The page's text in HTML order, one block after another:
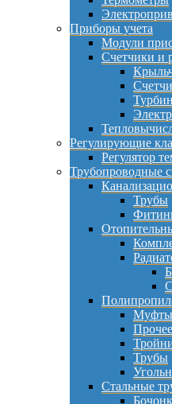
Приборы учета
Модули
Счетчики и
Регулирующие
Регулятор
Трубопроводные
Трубы
Муфты
Прочее
Трубы
Стальные